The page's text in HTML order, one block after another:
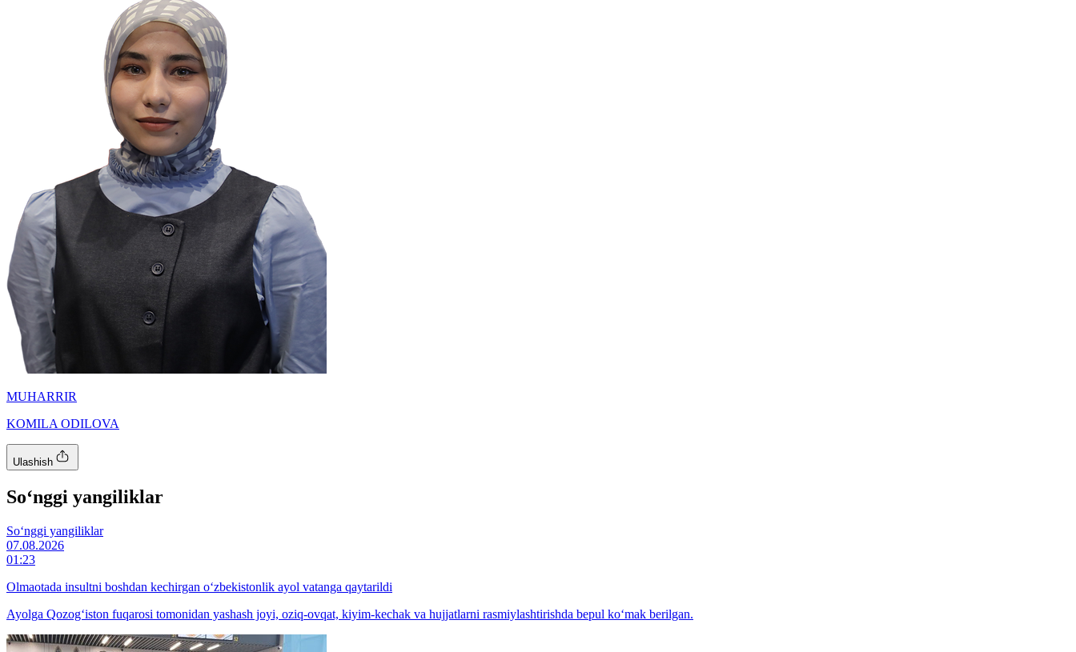
MUHARRIR
KOMILA ODILOVA
Ulashish
So‘nggi yangiliklar
So‘nggi yangiliklar
07.08.2026
01:23
Olmaotada insultni boshdan kechirgan o‘zbekistonlik ayol vatanga qaytarildi
Ayolga Qozog‘iston fuqarosi tomonidan yashash joyi, oziq-ovqat, kiyim-kechak va hujjatlarni rasmiylashtirishda bepul ko‘mak berilgan.